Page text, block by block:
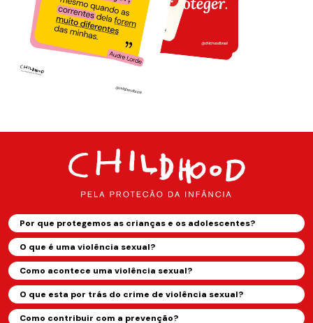
Por que protegemos as crianças e os adolescentes?
O que é uma violência sexual?
Como acontece uma violência sexual?
O que esta por trás do crime de violência sexual?
Como contribuir com a prevenção?